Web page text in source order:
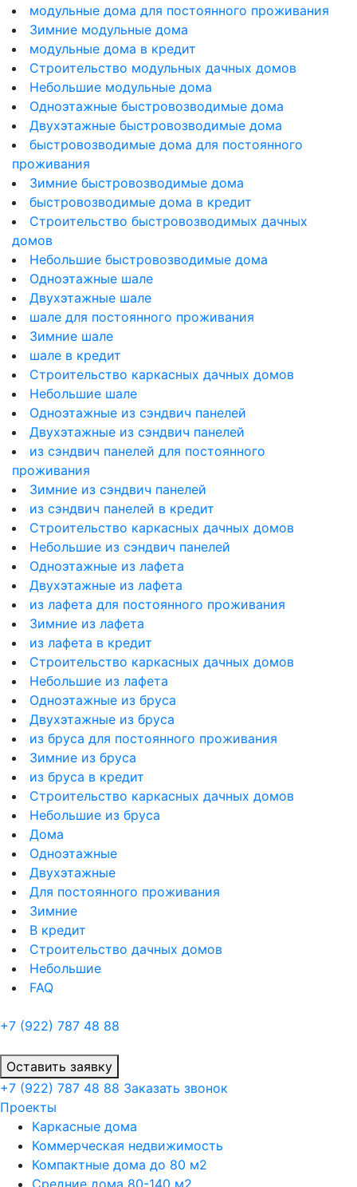
модульные дома для постоянного проживания
Зимние модульные дома
модульные дома в кредит
Строительство модульных дачных домов
Небольшие модульные дома
Одноэтажные быстровозводимые дома
Двухэтажные быстровозводимые дома
быстровозводимые дома для постоянного
проживания
Зимние быстровозводимые дома
быстровозводимые дома в кредит
Строительство быстровозводимых дачных
домов
Небольшие быстровозводимые дома
Одноэтажные шале
Двухэтажные шале
шале для постоянного проживания
Зимние шале
шале в кредит
Строительство каркасных дачных домов
Небольшие шале
Одноэтажные из сэндвич панелей
Двухэтажные из сэндвич панелей
из сэндвич панелей для постоянного
проживания
Зимние из сэндвич панелей
из сэндвич панелей в кредит
Строительство каркасных дачных домов
Небольшие из сэндвич панелей
Одноэтажные из лафета
Двухэтажные из лафета
из лафета для постоянного проживания
Зимние из лафета
из лафета в кредит
Строительство каркасных дачных домов
Небольшие из лафета
Одноэтажные из бруса
Двухэтажные из бруса
из бруса для постоянного проживания
Зимние из бруса
из бруса в кредит
Строительство каркасных дачных домов
Небольшие из бруса
Дома
Одноэтажные
Двухэтажные
Для постоянного проживания
Зимние
В кредит
Строительство дачных домов
Небольшие
FAQ
+7 (922) 787 48 88
Оставить заявку
+7 (922) 787 48 88 Заказать звонок
Проекты
Каркасные дома
Коммерческая недвижимость
Компактные дома до 80 м2
Средние дома 80-140 м2